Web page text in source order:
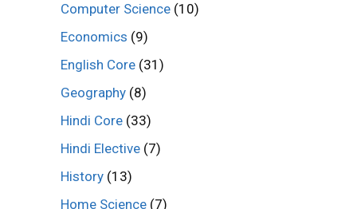
Computer Science (10)
Economics (9)
English Core (31)
Geography (8)
Hindi Core (33)
Hindi Elective (7)
History (13)
Home Science (7)